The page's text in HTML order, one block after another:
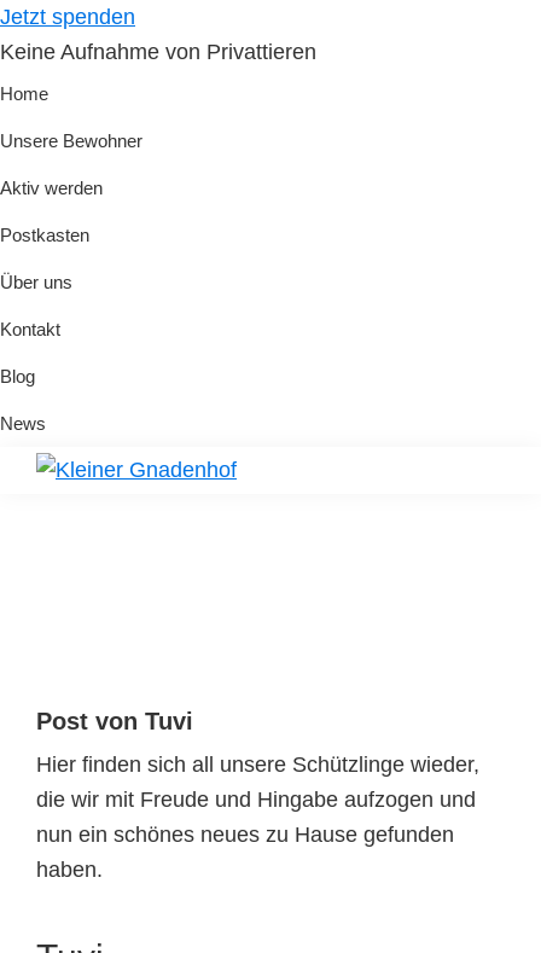
Skip
to
primary
Skip
to
main
Jetzt spenden
Keine Aufnahme von Privattieren
Home
Unsere Bewohner
Aktiv werden
Postkasten
Über uns
Kontakt
Blog
News
Post von Tuvi
Hier finden sich all unsere Schützlinge wieder,
die wir mit Freude und Hingabe aufzogen und
nun ein schönes neues zu Hause gefunden
haben.